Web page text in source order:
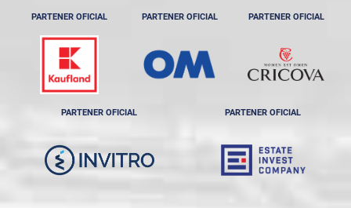
PARTENER OFICIAL PARTENER OFICIAL PARTENER OFICIAL
PARTENER OFICIAL PARTENER OFICIAL